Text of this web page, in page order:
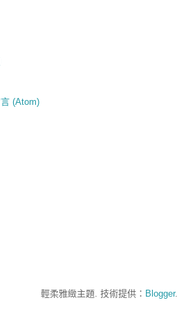
(Atom)
輕柔雅緻主題. 技術提供： Blogger.